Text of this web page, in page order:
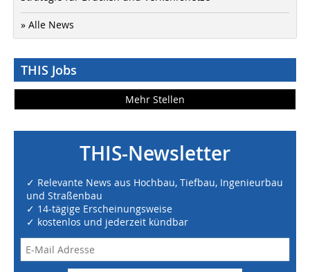
» Alle News
THIS Jobs
Mehr Stellen
THIS-Newsletter
✓ Relevante News aus Hochbau, Tiefbau, Ingenieurbau
und Straßenbau
✓ 14-tägige Erscheinungsweise
✓ kostenlos und jederzeit kündbar